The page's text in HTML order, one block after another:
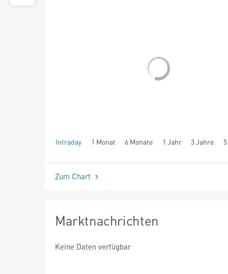
Intraday 1 Monat 6 Monate 1 Jahr 3 Jahre
seit Beginn
Zum Chart
Marktnachrichten
Keine Daten verfügbar